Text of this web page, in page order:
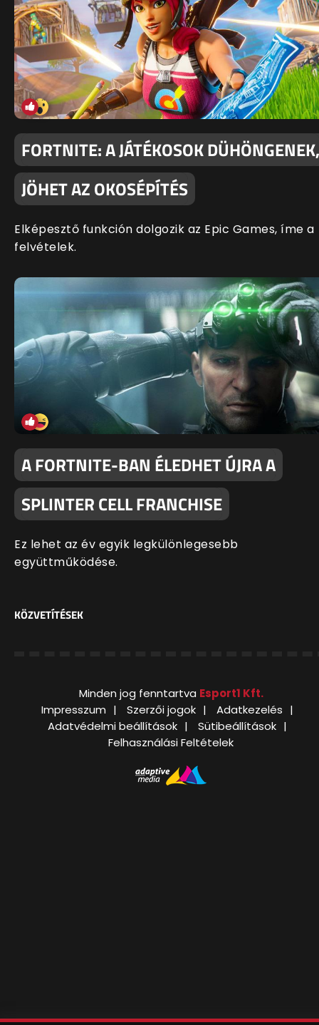
FORTNITE: A JÁTÉKOSOK DÜHÖNGENEK,
JÖHET AZ OKOSÉPÍTÉS
Elképesztő funkción dolgozik az Epic Games, íme a
felvételek.
A FORTNITE-BAN ÉLEDHET ÚJRA A
SPLINTER CELL FRANCHISE
Ez lehet az év egyik legkülönlegesebb
együttműködése.
KÖZVETÍTÉSEK
Minden jog fenntartva Esport1 Kft.
Impresszum
Szerzői jogok
Adatkezelés
Adatvédelmi beállítások
Sütibeállítások
Felhasználási Feltételek